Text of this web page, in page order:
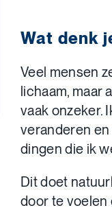
Wat denk
Veel mensen
lichaam, maar
vaak onzeker.
veranderen en
dingen die ik
Dit doet
door te voelen